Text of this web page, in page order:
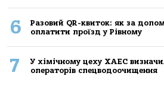
6
Разовий QR-квиток: як за
оплатити проїзд у Рівному
7
У хімічному цеху ХАЕС
операторів спецводоочищення